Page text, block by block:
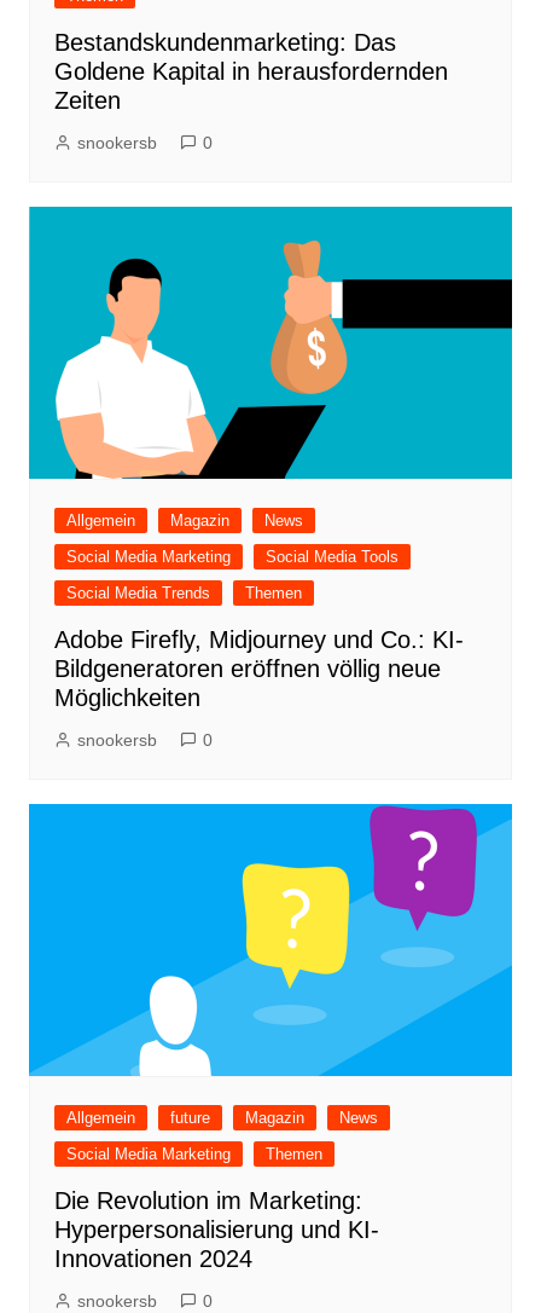
Bestandskundenmarketing: Das
Goldene Kapital in herausfordernden
Zeiten
snookersb 0
Allgemein Magazin
News
Social Media Marketing
Social Media Tools
Social Media Trends
Themen
Adobe Firefly, Midjourney und Co.: KI-
Bildgeneratoren eröffnen völlig neue
Möglichkeiten
snookersb 0
Allgemein future Magazin
News
Social Media Marketing
Themen
Die Revolution im Marketing:
Hyperpersonalisierung und KI-
Innovationen 2024
snookersb 0